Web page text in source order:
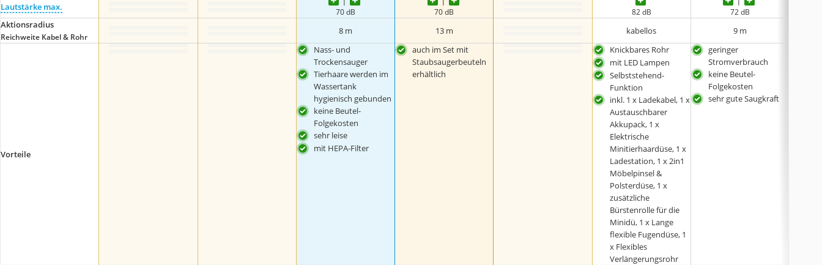
Lautstärke max. 70 dB 70 dB 82 dB 72 dB
Aktionsradius
Reichweite Kabel & Rohr
8 m 13 m kabellos 9 m
Vorteile
Nass- und
Trockensauger
Tierhaare werden im
Wassertank
hygienisch gebunden
keine Beutel-
Folgekosten
sehr leise
mit HEPA-Filter
auch im Set mit
Staubsaugerbeuteln
erhältlich
Knickbares Rohr
mit LED Lampen
Selbststehend-
Funktion
inkl. 1 x Ladekabel, 1 x
Austauschbarer
Akkupack, 1 x
Elektrische
Minitierhaardüse, 1 x
Ladestation, 1 x 2in1
Möbelpinsel &
Polsterdüse, 1 x
zusätzliche
Bürstenrolle für die
Minidü, 1 x Lange
flexible Fugendüse, 1
x Flexibles
Verlängerungsrohr
geringer
Stromverbrauch
keine Beutel-
Folgekosten
sehr gute Saugkraft